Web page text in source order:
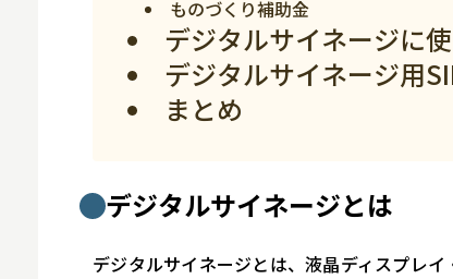
AI
ものづくり補助金
デジタルサイネージに
デジタルサイネージ用
まとめ
デジタルサイネージとは
デジタルサイネージとは、液晶ディスプレ